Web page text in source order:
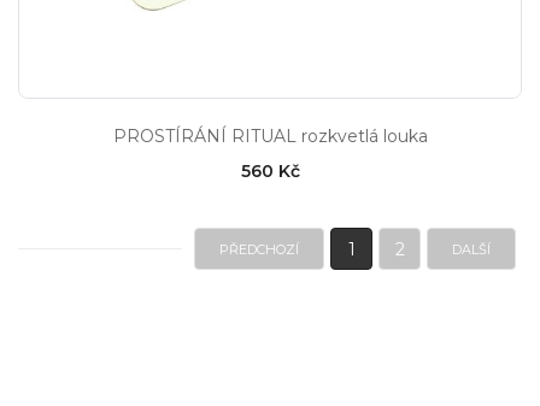
PROSTÍRÁNÍ RITUAL rozkvetlá louka
560 Kč
PŘEDCHOZÍ 1 2 DALŠÍ